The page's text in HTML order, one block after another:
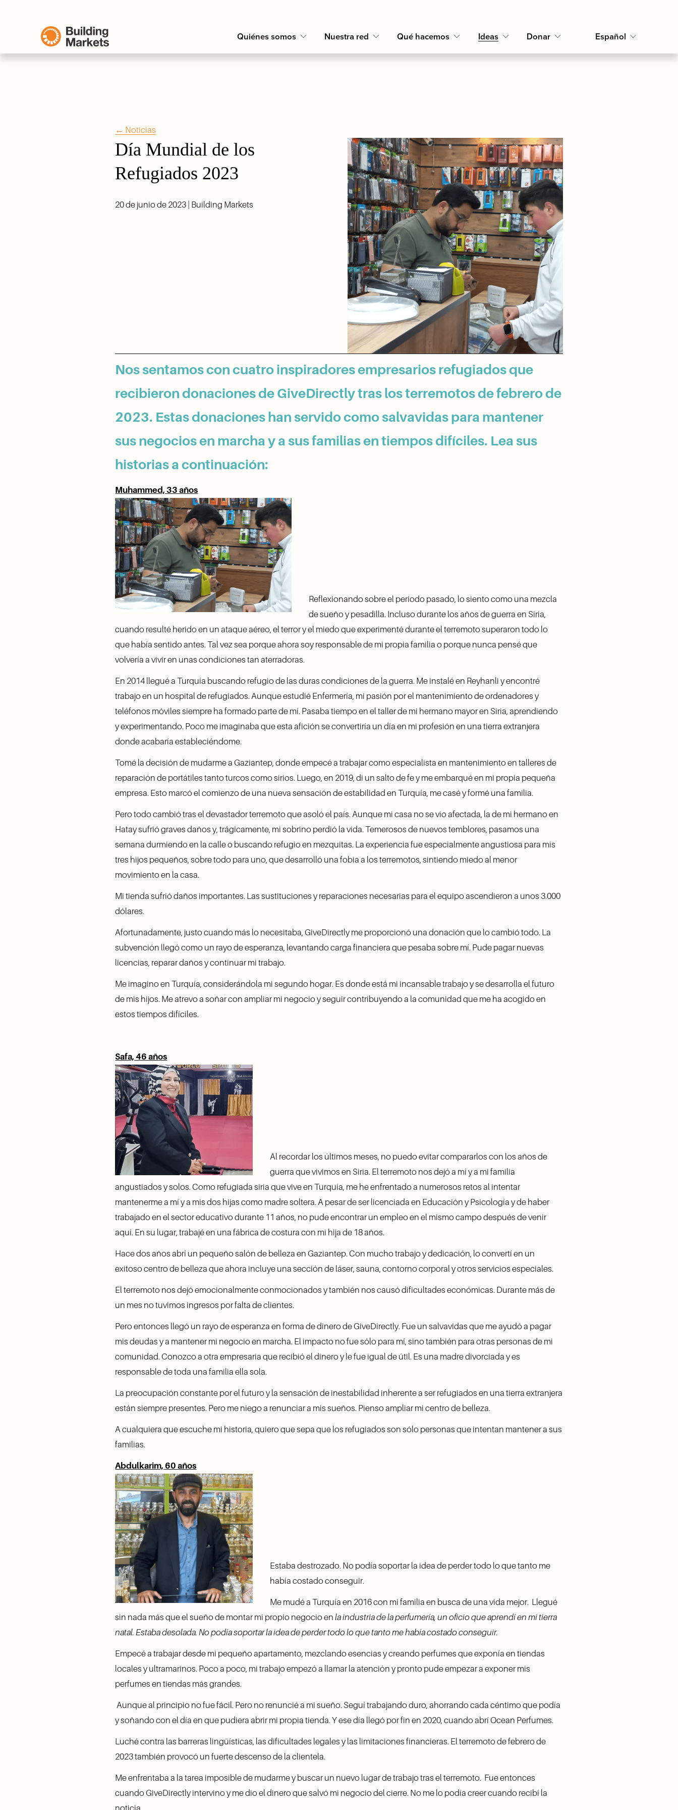
Quiénes somos Nuestra red Qué hacemos Ideas Donar Español
← Noticias
Día Mundial de los
Refugiados 2023
20 de junio de 2023 | Building Markets
Nos sentamos con cuatro inspiradores empresarios refugiados que
recibieron donaciones de GiveDirectly tras los terremotos de febrero de
2023. Estas donaciones han servido como salvavidas para mantener
sus negocios en marcha y a sus familias en tiempos difíciles. Lea sus
historias a continuación:
Muhammed, 33 años
Reflexionando sobre el periodo pasado, lo siento como una mezcla
de sueño y pesadilla. Incluso durante los años de guerra en Siria,
cuando resulté herido en un ataque aéreo, el terror y el miedo que experimenté durante el terremoto superaron todo lo
que había sentido antes. Tal vez sea porque ahora soy responsable de mi propia familia o porque nunca pensé que
volvería a vivir en unas condiciones tan aterradoras.
En 2014 llegué a Turquía buscando refugio de las duras condiciones de la guerra. Me instalé en Reyhanli y encontré
trabajo en un hospital de refugiados. Aunque estudié Enfermería, mi pasión por el mantenimiento de ordenadores y
teléfonos móviles siempre ha formado parte de mí. Pasaba tiempo en el taller de mi hermano mayor en Siria, aprendiendo
y experimentando. Poco me imaginaba que esta afición se convertiría un día en mi profesión en una tierra extranjera
donde acabaría estableciéndome.
Tomé la decisión de mudarme a Gaziantep, donde empecé a trabajar como especialista en mantenimiento en talleres de
reparación de portátiles tanto turcos como sirios. Luego, en 2019, di un salto de fe y me embarqué en mi propia pequeña
empresa. Esto marcó el comienzo de una nueva sensación de estabilidad en Turquía, me casé y formé una familia.
Pero todo cambió tras el devastador terremoto que asoló el país. Aunque mi casa no se vio afectada, la de mi hermano en
Hatay sufrió graves daños y, trágicamente, mi sobrino perdió la vida. Temerosos de nuevos temblores, pasamos una
semana durmiendo en la calle o buscando refugio en mezquitas. La experiencia fue especialmente angustiosa para mis
tres hijos pequeños, sobre todo para uno, que desarrolló una fobia a los terremotos, sintiendo miedo al menor
movimiento en la casa.
Mi tienda sufrió daños importantes. Las sustituciones y reparaciones necesarias para el equipo ascendieron a unos 3.000
dólares.
Afortunadamente, justo cuando más lo necesitaba, GiveDirectly me proporcionó una donación que lo cambió todo. La
subvención llegó como un rayo de esperanza, levantando carga financiera que pesaba sobre mí. Pude pagar nuevas
licencias, reparar daños y continuar mi trabajo.
Me imagino en Turquía, considerándola mi segundo hogar. Es donde está mi incansable trabajo y se desarrolla el futuro
de mis hijos. Me atrevo a soñar con ampliar mi negocio y seguir contribuyendo a la comunidad que me ha acogido en
estos tiempos difíciles.
Safa, 46 años
Al recordar los últimos meses, no puedo evitar compararlos con los años de
guerra que vivimos en Siria. El terremoto nos dejó a mí y a mi familia
angustiados y solos. Como refugiada siria que vive en Turquía, me he enfrentado a numerosos retos al intentar
mantenerme a mí y a mis dos hijas como madre soltera. A pesar de ser licenciada en Educación y Psicología y de haber
trabajado en el sector educativo durante 11 años, no pude encontrar un empleo en el mismo campo después de venir
aquí. En su lugar, trabajé en una fábrica de costura con mi hija de 18 años.
Hace dos años abrí un pequeño salón de belleza en Gaziantep. Con mucho trabajo y dedicación, lo convertí en un
exitoso centro de belleza que ahora incluye una sección de láser, sauna, contorno corporal y otros servicios especiales.
El terremoto nos dejó emocionalmente conmocionados y también nos causó dificultades económicas. Durante más de
un mes no tuvimos ingresos por falta de clientes.
Pero entonces llegó un rayo de esperanza en forma de dinero de GiveDirectly. Fue un salvavidas que me ayudó a pagar
mis deudas y a mantener mi negocio en marcha. El impacto no fue sólo para mí, sino también para otras personas de mi
comunidad. Conozco a otra empresaria que recibió el dinero y le fue igual de útil. Es una madre divorciada y es
responsable de toda una familia ella sola.
La preocupación constante por el futuro y la sensación de inestabilidad inherente a ser refugiados en una tierra extranjera
están siempre presentes. Pero me niego a renunciar a mis sueños. Pienso ampliar mi centro de belleza.
A cualquiera que escuche mi historia, quiero que sepa que los refugiados son sólo personas que intentan mantener a sus
familias.
Abdulkarim, 60 años
Estaba destrozado. No podía soportar la idea de perder todo lo que tanto me
había costado conseguir.
Me mudé a Turquía en 2016 con mi familia en busca de una vida mejor.  Llegué
sin nada más que el sueño de montar mi propio negocio en la industria de la perfumería, un oficio que aprendí en mi tierra
natal. Estaba desolada. No podía soportar la idea de perder todo lo que tanto me había costado conseguir.
Empecé a trabajar desde mi pequeño apartamento, mezclando esencias y creando perfumes que exponía en tiendas
locales y ultramarinos. Poco a poco, mi trabajo empezó a llamar la atención y pronto pude empezar a exponer mis
perfumes en tiendas más grandes.
Aunque al principio no fue fácil. Pero no renuncié a mi sueño. Seguí trabajando duro, ahorrando cada céntimo que podía
y soñando con el día en que pudiera abrir mi propia tienda. Y ese día llegó por fin en 2020, cuando abrí Ocean Perfumes.
Luché contra las barreras lingüísticas, las dificultades legales y las limitaciones financieras. El terremoto de febrero de
2023 también provocó un fuerte descenso de la clientela.
Me enfrentaba a la tarea imposible de mudarme y buscar un nuevo lugar de trabajo tras el terremoto.  Fue entonces
cuando GiveDirectly intervino y me dio el dinero que salvó mi negocio del cierre. No me lo podía creer cuando recibí la